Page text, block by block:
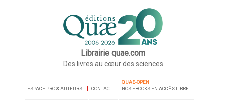
Librairie quae.com
Des livres au cœur des sciences
ESPACE PRO & AUTEURS CONTACT
QUAE-OPEN
NOS EBOOKS EN ACCÈS LIBRE